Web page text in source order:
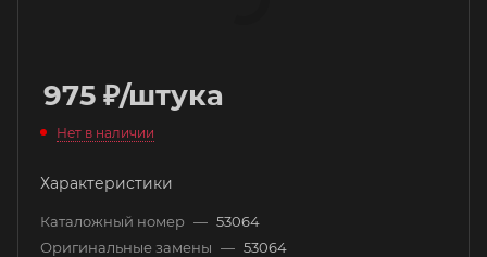
975 ₽/штука
Нет в наличии
Характеристики
Каталожный номер — 53064
Оригинальные замены — 53064